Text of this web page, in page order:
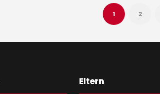
1 2
Eltern